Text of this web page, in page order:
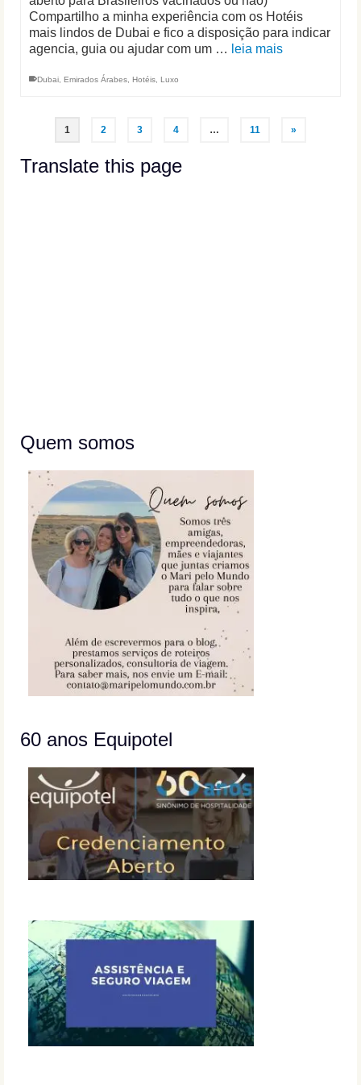
Compartilho a minha experiência com os Hotéis
mais lindos de Dubai e fico a disposição para indicar
agencia, guia ou ajudar com um … leia mais
Dubai Emirados Árabes Hotéis Luxo
1 2 3 4 … 11 »
Translate this page
Quem somos
60 anos Equipotel